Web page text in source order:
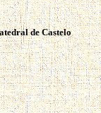
de Castelo